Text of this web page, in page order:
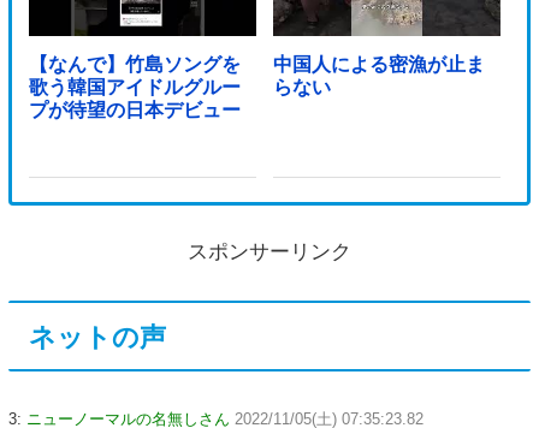
【なんで】竹島ソングを
歌う韓国アイドルグルー
プが待望の日本デビュー
中国人による密漁が止ま
らない
スポンサーリンク
ネットの声
3: ニューノーマルの名無しさん 2022/11/05(土) 07:35:23.82